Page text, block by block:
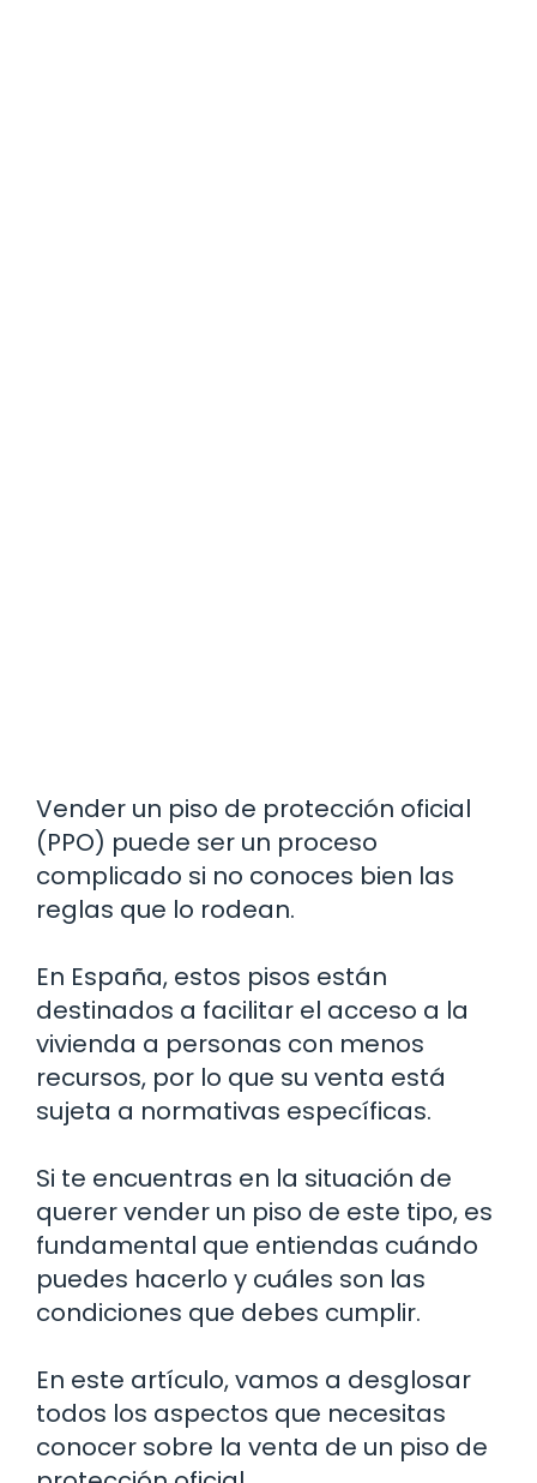
Vender un piso de protección oficial
(PPO) puede ser un proceso
complicado si no conoces bien las
reglas que lo rodean.
En España, estos pisos están
destinados a facilitar el acceso a la
vivienda a personas con menos
recursos, por lo que su venta está
sujeta a normativas específicas.
Si te encuentras en la situación de
querer vender un piso de este tipo, es
fundamental que entiendas cuándo
puedes hacerlo y cuáles son las
condiciones que debes cumplir.
En este artículo, vamos a desglosar
todos los aspectos que necesitas
conocer sobre la venta de un piso de